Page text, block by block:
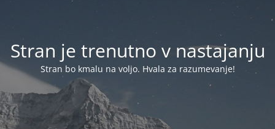
Stran je trenutno v nastajanju
Stran bo kmalu na voljo. Hvala za razumevanje!